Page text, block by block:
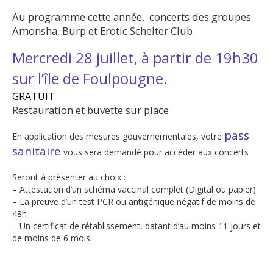
Au programme cette année, concerts des groupes
Amonsha, Burp et Erotic Schelter Club.
Mercredi 28 juillet, à partir de 19h30
sur l’île de Foulpougne.
GRATUIT
Restauration et buvette sur place
En application des mesures gouvernementales, votre pass
sanitaire vous sera demandé pour accéder aux concerts
Seront à présenter au choix :
– Attestation d’un schéma vaccinal complet (Digital ou papier)
– La preuve d’un test PCR ou antigénique négatif de moins de
48h
– Un certificat de rétablissement, datant d’au moins 11 jours et
de moins de 6 mois.